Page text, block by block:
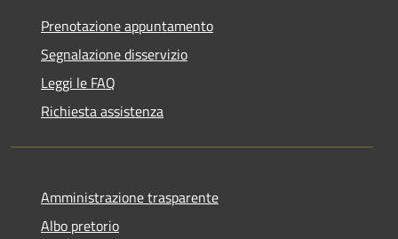
Prenotazione appuntamento
Segnalazione disservizio
Leggi le FAQ
Richiesta assistenza
Amministrazione trasparente
Albo pretorio